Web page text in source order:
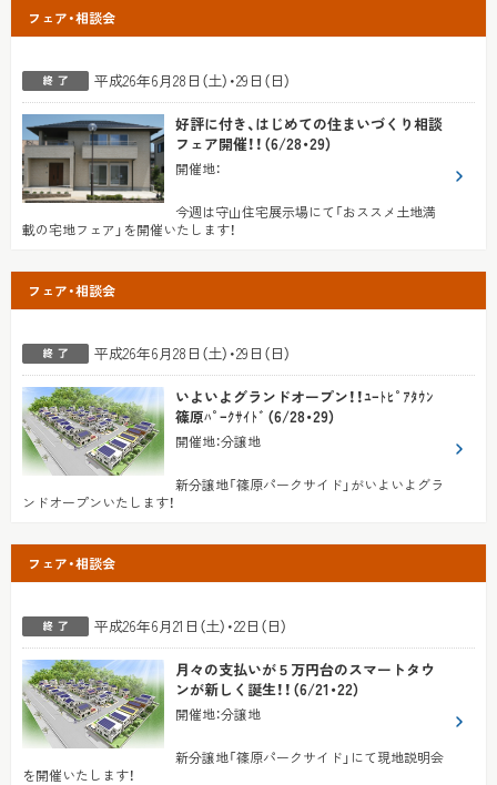
フェア・相談会
平成26年6月28日（土）・29日（日）
好評に付き、はじめての住まいづくり相談
フェア開催！！（6/28・29）
開催地：
今週は守山住宅展示場にて「おススメ土地満
載の宅地フェア」を開催いたします！
フェア・相談会
平成26年6月28日（土）・29日（日）
いよいよグランドオープン！！ﾕｰﾄﾋﾟｱﾀｳﾝ
篠原ﾊﾟｰｸｻｲﾄﾞ（6/28・29）
開催地：分譲地
新分譲地「篠原パークサイド」がいよいよグラ
ンドオープンいたします！
フェア・相談会
平成26年6月21日（土）・22日（日）
月々の支払いが５万円台のスマートタウ
ンが新しく誕生！！（6/21・22）
開催地：分譲地
新分譲地「篠原パークサイド」にて現地説明会
を開催いたします！